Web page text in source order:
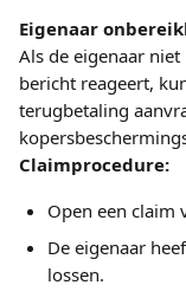
Eigenaar
Als de eigenaar
bericht reageert,
terugbetaling
Claimprocedure:
Open een claim
De eigenaar
lossen.